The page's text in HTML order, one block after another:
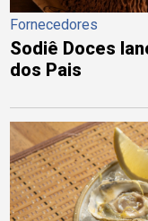
Fornecedores
Sodiê Doces
dos Pais